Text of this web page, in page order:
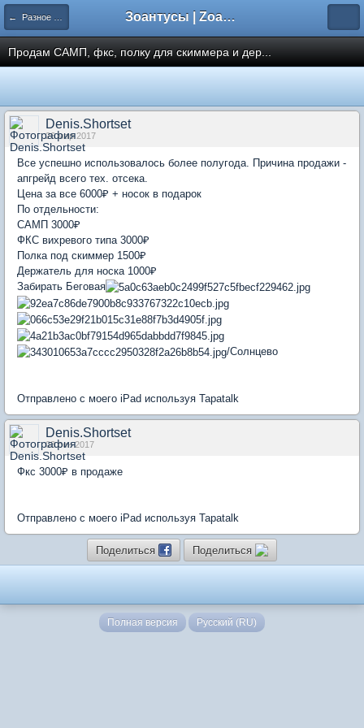
← Разное не живое Зоантусы | Zoasfan.ru
Продам САМП, фкс, полку для скиммера и дер...
Denis.Shortset
26 мар 2017
Все успешно использовалось более полугода. Причина продажи -
апгрейд всего тех. отсека.
Цена за все 6000₽ + носок в подарок
По отдельности:
САМП 3000₽
ФКС вихревого типа 3000₽
Полка под скиммер 1500₽
Держатель для носка 1000₽
Забирать Беговая
/Солнцево
Отправлено с моего iPad используя Tapatalk
Denis.Shortset
03 сен 2017
Фкс 3000₽ в продаже
Отправлено с моего iPad используя Tapatalk
Поделиться Поделиться
Полная версия Русский (RU)